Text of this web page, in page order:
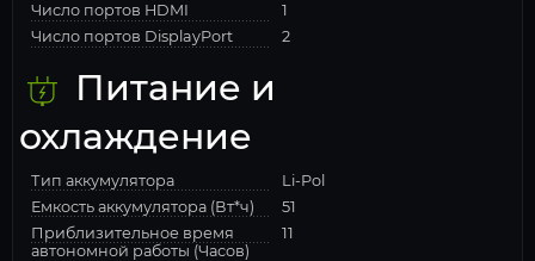
Число портов HDMI
1
Число портов DisplayPort
2
Питание и
охлаждение
Тип аккумулятора
Li-Pol
Емкость аккумулятора (Вт*ч)
51
Приблизительное время
автономной работы (Часов)
11